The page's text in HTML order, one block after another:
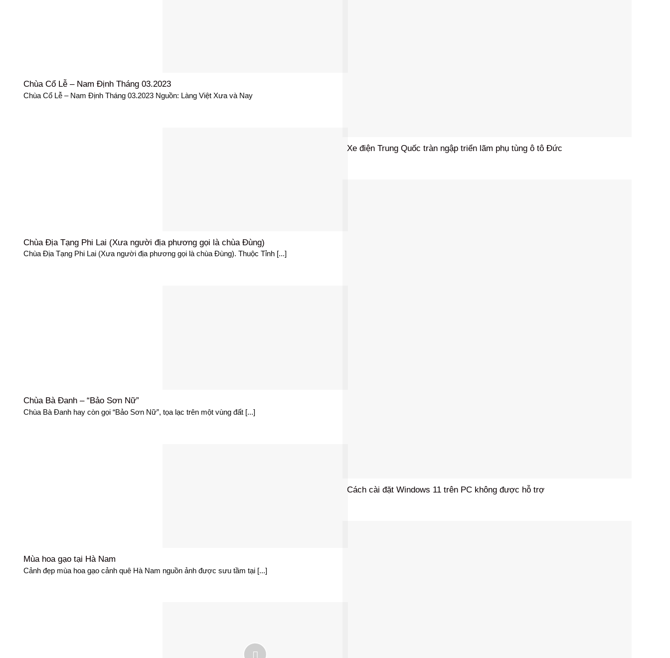
Xe điện Trung Quốc tràn ngập triển lãm phụ tùng ô tô Đức
Cách cài đặt Windows 11 trên PC không được hỗ trợ
Chùa Cổ Lễ – Nam Định Tháng 03.2023
Chùa Cổ Lễ – Nam Định Tháng 03.2023 Nguồn: Làng Việt Xưa và Nay
Chùa Địa Tạng Phi Lai (Xưa người địa phương gọi là chùa Đùng)
Chùa Địa Tạng Phi Lai (Xưa người địa phương gọi là chùa Đùng). Thuộc Tỉnh [...]
Chùa Bà Đanh – “Bảo Sơn Nữ”
Chùa Bà Đanh hay còn gọi “Bảo Sơn Nữ”, tọa lạc trên một vùng đất [...]
Mùa hoa gạo tại Hà Nam
Cảnh đẹp mùa hoa gạo cảnh quê Hà Nam nguồn ảnh được sưu tầm tại [...]